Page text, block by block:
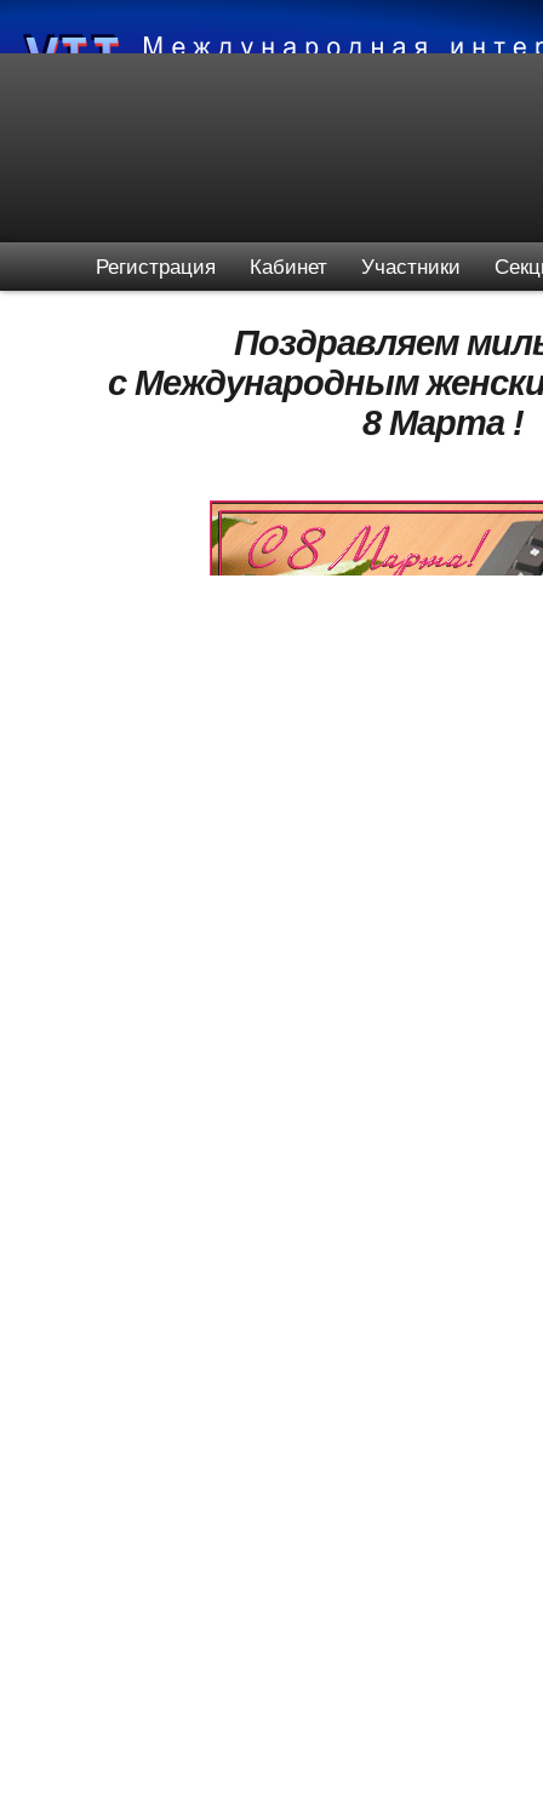
Регистрация Кабинет Участники
Поздравляем
с Международным
8 Марта !